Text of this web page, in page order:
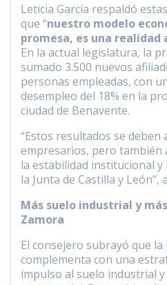
Leticia García respaldó
que “nuestro modelo
promesa, es una realidad
En la actual legislatura, la
sumado 3.500 nuevos
personas empleadas, con
desempleo del 18% en la
ciudad de Benavente.
“Estos resultados se
empresarios, pero también
la estabilidad institucional
la Junta de Castilla y León”,
Más suelo industrial y
Zamora
El consejero subrayó que la
complementa con una
impulso al suelo industrial